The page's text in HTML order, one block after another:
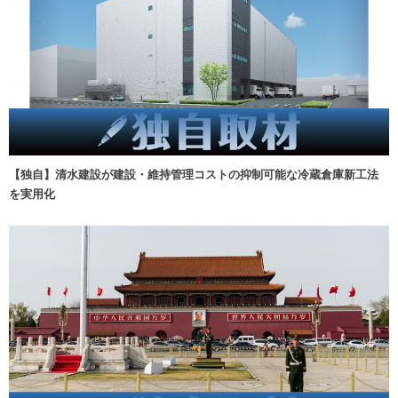
【独自】清水建設が建設・維持管理コストの抑制可能な冷蔵倉庫新工法
を実用化